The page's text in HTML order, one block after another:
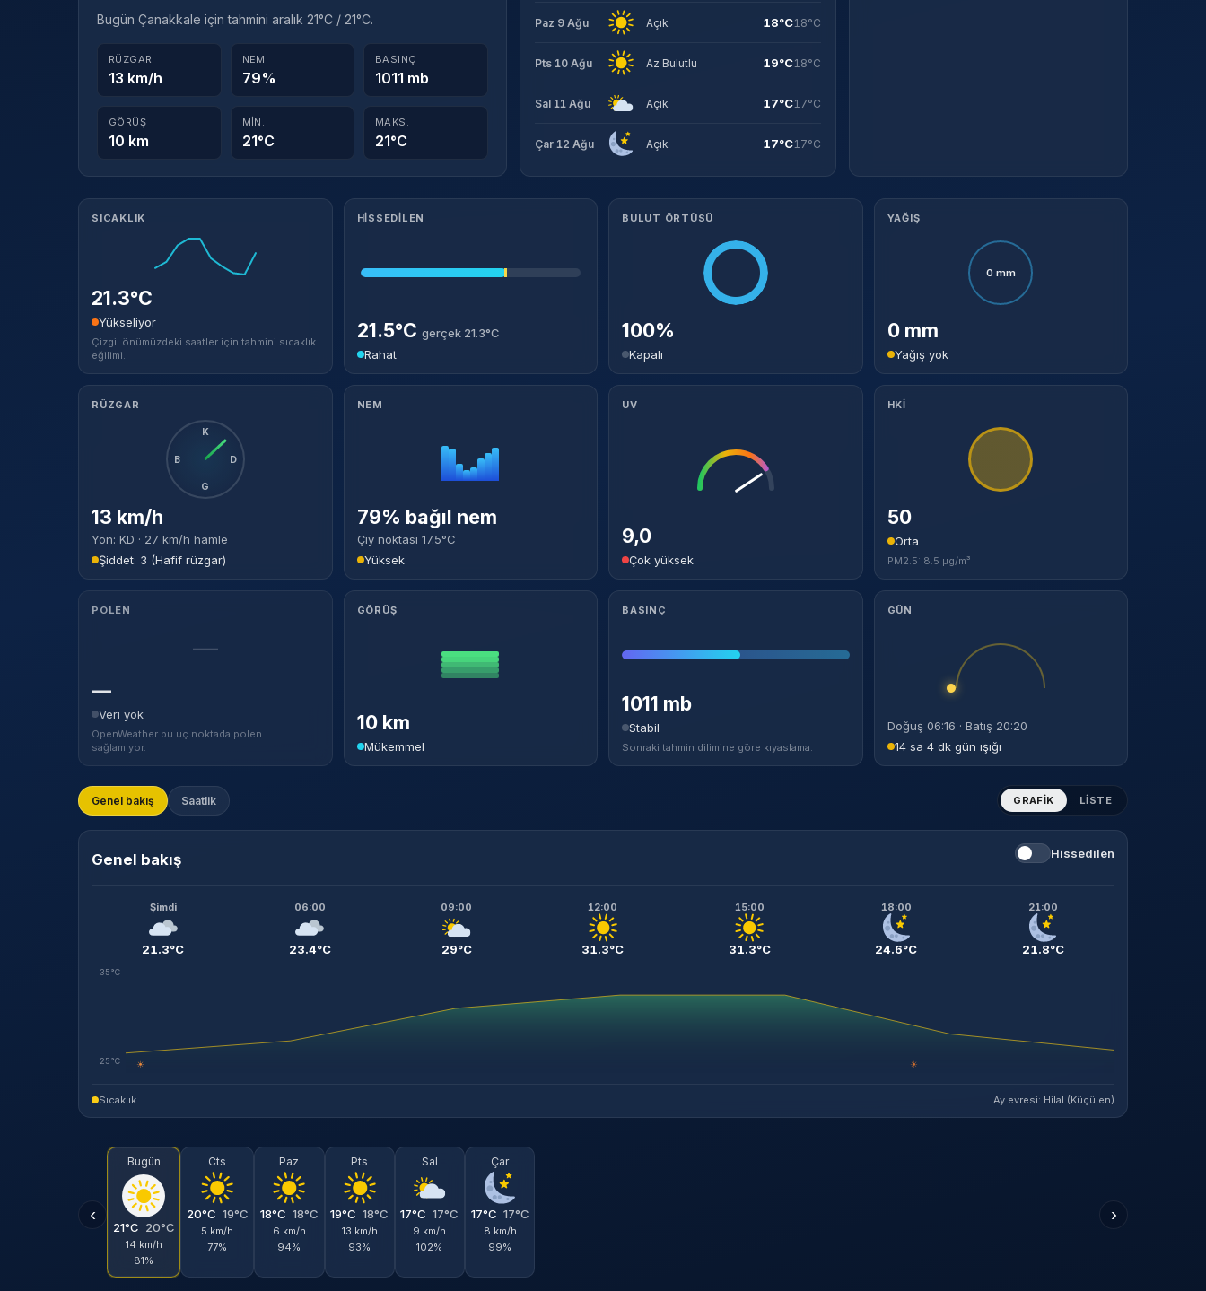
Bugün Çanakkale için tahmini aralık 21°C / 21°C.
RÜZGAR
13 km/h
NEM
79%
BASINÇ
1011 mb
GÖRÜŞ
10 km
MIN.
21°C
MAKS.
21°C
Paz 9 Ağu Açık 18°C18°C
Pts 10 Ağu Az Bulutlu 19°C18°C
Sal 11 Ağu Açık 17°C17°C
Çar 12 Ağu Açık 17°C17°C
Meteorolojik ayrıntılar
SICAKLIK
21.3°C
Yükseliyor
Çizgi: önümüzdeki saatler için tahmini sıcaklık
eğilimi.
HISSEDILEN
21.5°C gerçek 21.3°C
Rahat
BULUT ÖRTÜSÜ
100%
Kapalı
YAĞIŞ
0 mm
0 mm
Yağış yok
RÜZGAR
K
D
G
B
13 km/h
Yön: KD · 27 km/h hamle
Şiddet: 3 (Hafif rüzgar)
NEM
79% bağıl nem
Çiy noktası 17.5°C
Yüksek
UV
9,0
Çok yüksek
HKİ
50
Orta
PM2.5: 8.5 µg/m³
POLEN
—
—
Veri yok
OpenWeather bu uç noktada polen
sağlamıyor.
GÖRÜŞ
10 km
Mükemmel
BASINÇ
1011 mb
Stabil
Sonraki tahmin dilimine göre kıyaslama.
GÜN
Doğuş 06:16 · Batış 20:20
14 sa 4 dk gün ışığı
Genel bakış Saatlik GRAFIK LISTE
Genel bakış Hissedilen
Şimdi
21.3°C
06:00
23.4°C
09:00
29°C
12:00
31.3°C
15:00
31.3°C
18:00
24.6°C
21:00
21.8°C
35°C
25°C ☀ ☀
Sıcaklık Ay evresi: Hilal (Küçülen)
‹
Bugün
21°C 20°C
14 km/h
81%
Cts
20°C 19°C
5 km/h
77%
Paz
18°C 18°C
6 km/h
94%
Pts
19°C 18°C
13 km/h
93%
Sal
17°C 17°C
9 km/h
102%
Çar
17°C 17°C
8 km/h
99%
›